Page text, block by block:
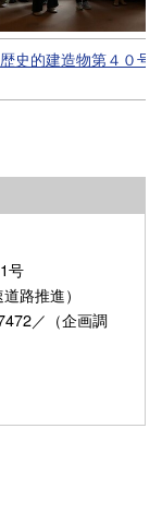
史的建造物第４０号
号
路推進）
／（企画調